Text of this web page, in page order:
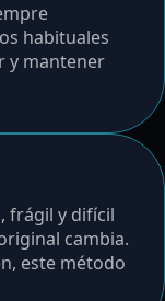
habituales
y mantener
frágil y difícil
cambia.
este método